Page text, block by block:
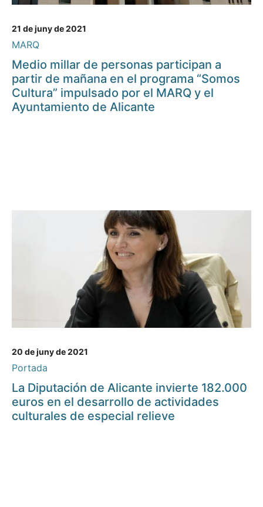
21 de juny de 2021
MARQ
Medio millar de personas participan a
partir de mañana en el programa “Somos
Cultura” impulsado por el MARQ y el
Ayuntamiento de Alicante
20 de juny de 2021
Portada
La Diputación de Alicante invierte 182.000
euros en el desarrollo de actividades
culturales de especial relieve